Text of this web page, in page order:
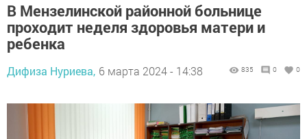
В Мензелинской районной больнице
проходит неделя здоровья матери и
ребенка
Дифиза Нуриева, 6 марта 2024 - 14:38 835 0 0